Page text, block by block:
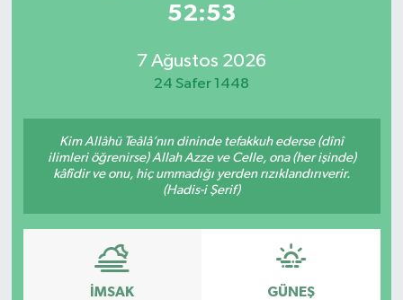
52:53
7 Ağustos 2026
24 Safer 1448
Kim Allâhü Teâlâ’nın dininde tefakkuh ederse (dînî
ilimleri öğrenirse) Allah Azze ve Celle, ona (her işinde)
kâfîdir ve onu, hiç ummadığı yerden rızıklandırıverir.
(Hadis-i Şerif)
İMSAK GÜNEŞ
Sağlık
Teknoloji
Son Dakika Haberleri